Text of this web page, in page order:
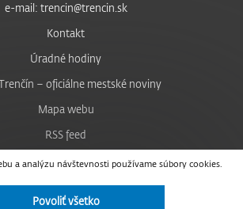
a analýzu návštevnosti používame súbory cookies.
Povoliť všetko
e-mail: trencin@trencin.sk
Kontakt
Úradné hodiny
– oficiálne mestské noviny
Mapa webu
RSS feed
Nastavenie cookies
Facebook